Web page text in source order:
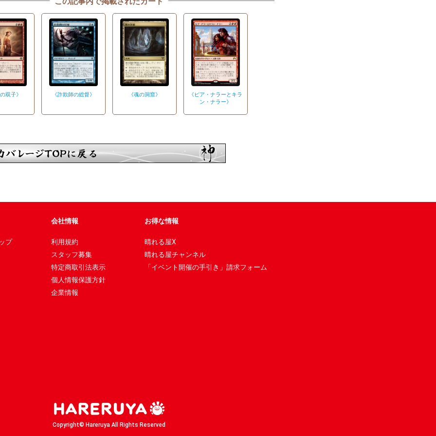
双子》 《詐欺師の総督》 《魂の洞窟》
《ピア・ナラーとキラ
ン・ナラー》
プ
会社情報
利用規約
スタッフ募集
特定商取引法表示
個人情報保護方針
企業情報
お得な情報
晴れる屋X
晴れる屋チャンネル
「イベント開催の手引き」請求フォーム
Copyright© Hareruya All Rights Reserved